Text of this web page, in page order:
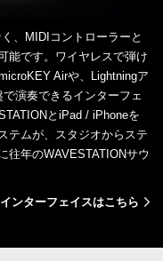
、MIDIコントローラーと
能です。ワイヤレスで弾け
Airや、Lightningア
演奏できるインターフェ
とiPad / iPhoneを
テムが、スタジオからステ
往年のWAVESTATIONサウ
ンターフェイスはこちら